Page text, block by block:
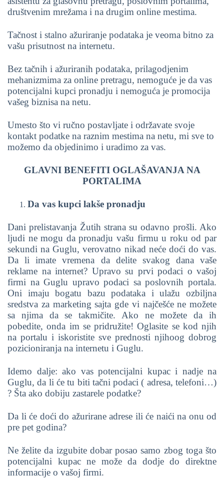
društvenim mrežama i na drugim online mestima.
Tačnost i stalno ažuriranje podataka je veoma bitno za
vašu prisutnost na internetu.
Bez tačnih i ažuriranih podataka, prilagodjenim
mehanizmima za online pretragu, nemoguće je da vas
potencijalni kupci pronadju i nemoguća je promocija
vašeg biznisa na netu.
Umesto što vi ručno postavljate i održavate svoje
kontakt podatke na raznim mestima na netu, mi sve to
možemo da objedinimo i uradimo za vas.
GLAVNI BENEFITI OGLAŠAVANJA NA
PORTALIMA
Da vas kupci lakše pronadju
Dani prelistavanja Žutih strana su odavno prošli. Ako
ljudi ne mogu da pronadju vašu firmu u roku od par
sekundi na Guglu, verovatno nikad neće doći do vas.
Da li imate vremena da delite svakog dana vaše
reklame na internet? Upravo su prvi podaci o vašoj
firmi na Guglu upravo podaci sa poslovnih portala.
Oni imaju bogatu bazu podataka i ulažu ozbiljna
sredstva za marketing sajta gde vi najčešće ne možete
sa njima da se takmičite. Ako ne možete da ih
pobedite, onda im se pridružite! Oglasite se kod njih
na portalu i iskoristite sve prednosti njihoog dobrog
pozicioniranja na internetu i Guglu.
Idemo dalje: ako vas potencijalni kupac i nadje na
Guglu, da li će tu biti tačni podaci ( adresa, telefoni…)
? Šta ako dobiju zastarele podatke?
Da li će doći do ažurirane adrese ili će naići na onu od
pre pet godina?
Ne želite da izgubite dobar posao samo zbog toga što
potencijalni kupac ne može da dodje do direktne
informacije o vašoj firmi.